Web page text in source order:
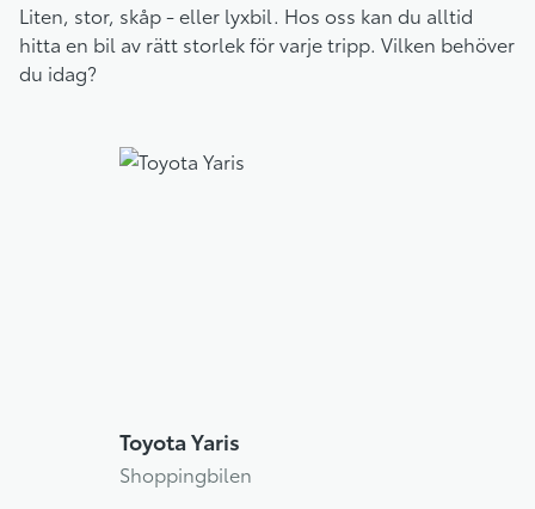
Liten, stor, skåp - eller lyxbil. Hos oss kan du alltid
hitta en bil av rätt storlek för varje tripp. Vilken behöver
du idag?
Toyota Yaris
Shoppingbilen